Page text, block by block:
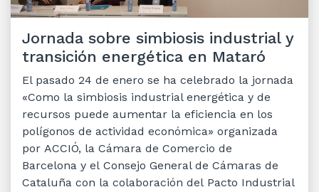
Jornada sobre simbiosis industrial y
transición energética en Mataró
El pasado 24 de enero se ha celebrado la jornada
«Como la simbiosis industrial energética y de
recursos puede aumentar la eficiencia en los
polígonos de actividad económica» organizada
por ACCIÓ, la Cámara de Comercio de
Barcelona y el Consejo General de Cámaras de
Cataluña con la colaboración del Pacto Industrial